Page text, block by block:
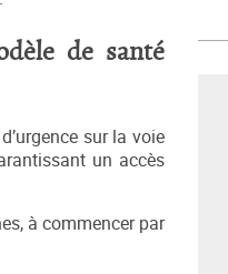
de santé
sur la voie
un accès
à commencer par